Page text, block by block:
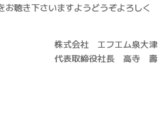
聴き下さいますようどうぞよろしく
株式会社 エフエム泉大津
代表取締役社長 高寺 壽